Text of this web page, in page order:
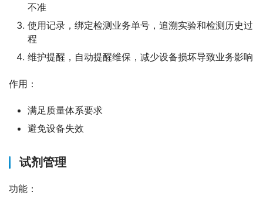
不准
使用记录，绑定检测业务单号，追溯实验和检测历史过
程
维护提醒，自动提醒维保，减少设备损坏导致业务影响
作用：
满足质量体系要求
避免设备失效
试剂管理
功能：